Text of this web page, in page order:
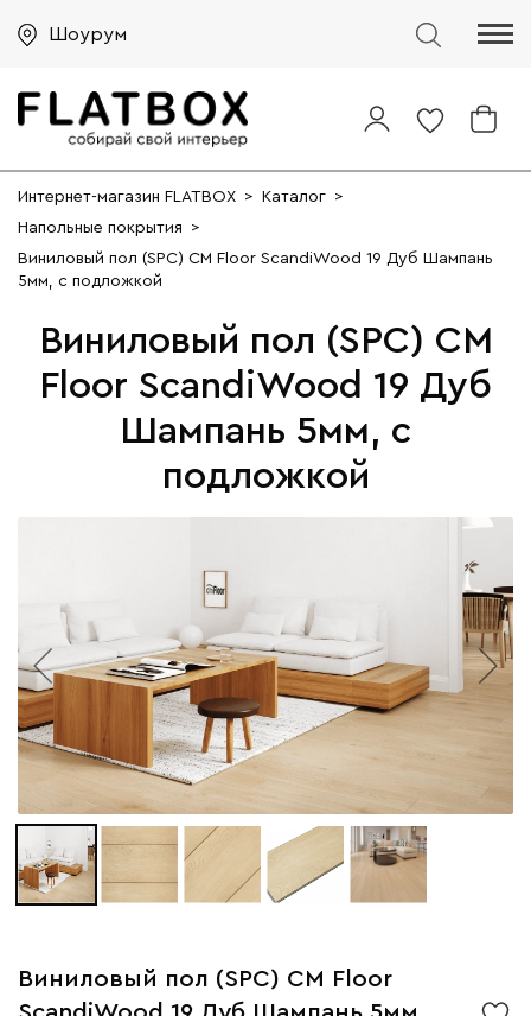
Шоурум
Интернет-магазин FLATBOX > Каталог >
Напольные покрытия
>
Виниловый пол (SPC) CM Floor ScandiWood 19 Дуб Шампань
5мм, с подложкой
Виниловый пол (SPC) CM
Floor ScandiWood 19 Дуб
Шампань 5мм, с
подложкой
Виниловый пол (SPC) CM Floor